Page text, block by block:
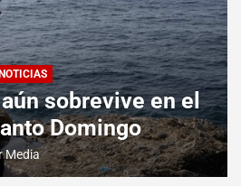
sobrevive en el
Domingo
Media